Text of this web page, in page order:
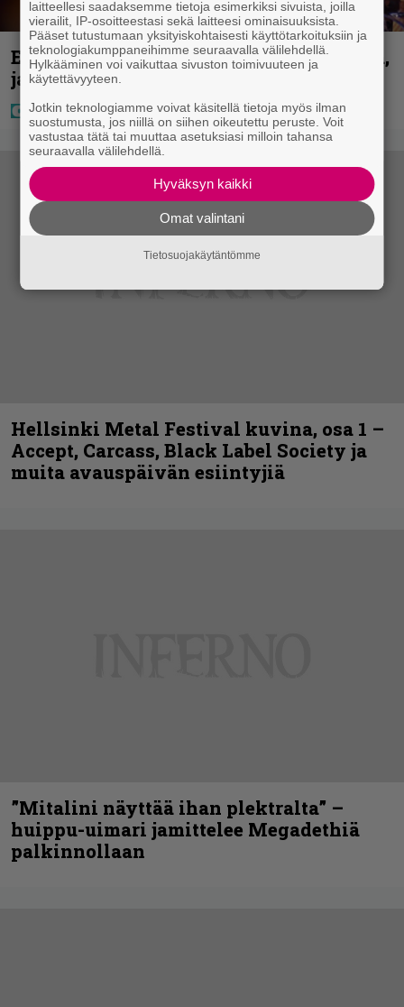
Eurojackpotissa poksahti 32,7 miljoonaa,
ja tänne Suomen isoin voitto meni
Hellsinki Metal Festival kuvina, osa 1 –
Accept, Carcass, Black Label Society ja
muita avauspäivän esiintyjiä
”Mitalini näyttää ihan plektralta” –
huippu-uimari jamittelee Megadethiä
palkinnollaan
laitteellesi saadaksemme tietoja esimerkiksi sivuista, joilla
vierailit, IP-osoitteestasi sekä laitteesi ominaisuuksista.
Pääset tutustumaan yksityiskohtaisesti käyttötarkoituksiin ja
teknologiakumppaneihimme seuraavalla välilehdellä.
Hylkääminen voi vaikuttaa sivuston toimivuuteen ja
käytettävyyteen.
Jotkin teknologiamme voivat käsitellä tietoja myös ilman
suostumusta, jos niillä on siihen oikeutettu peruste. Voit
vastustaa tätä tai muuttaa asetuksiasi milloin tahansa
seuraavalla välilehdellä.
Hyväksyn kaikki
Omat valintani
Tietosuojakäytäntömme